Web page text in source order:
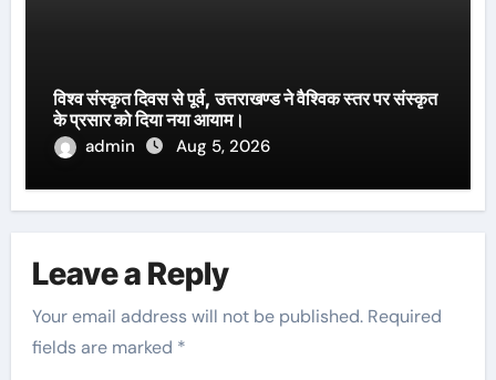
विश्व संस्कृत दिवस से पूर्व, उत्तराखण्ड ने वैश्विक स्तर पर संस्कृत
के प्रसार को दिया नया आयाम।
admin
Aug 5, 2026
Leave a Reply
Your email address will not be published. Required
fields are marked *